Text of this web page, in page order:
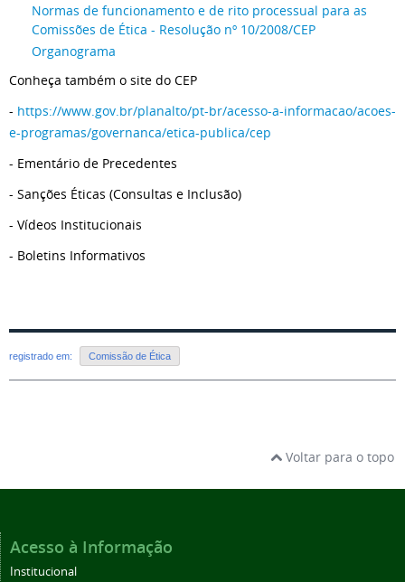
Normas de funcionamento e de rito processual para as
Comissões de Ética - Resolução nº 10/2008/CEP
Organograma
Conheça também o site do CEP
- https://www.gov.br/planalto/pt-br/acesso-a-informacao/acoes-
e-programas/governanca/etica-publica/cep
- Ementário de Precedentes
- Sanções Éticas (Consultas e Inclusão)
- Vídeos Institucionais
- Boletins Informativos
registrado em: Comissão de Ética
Voltar para o topo
Acesso à Informação
Institucional